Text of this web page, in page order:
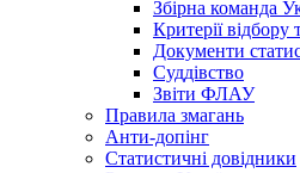
Збірна команда
Критерії
Документи
Суддівство
Звіти ФЛАУ
Правила змагань
Анти-допінг
Статистичні довідники